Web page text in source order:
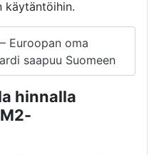
käytäntöihin.
Euroopan oma
saapuu Suomeen
hinnalla